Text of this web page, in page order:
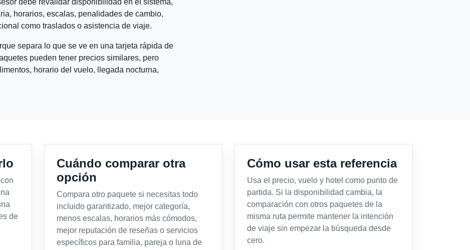
horarios, escalas, penalidades de cambio,
como traslados o asistencia de viaje.
separa lo que se ve en una tarjeta rápida de
pueden tener precios similares, pero
horario del vuelo, llegada nocturna,
de
Cuándo comparar otra
opción
Compara otro paquete si necesitas todo
incluido garantizado, mejor categoría,
menos escalas, horarios más cómodos,
mejor reputación de reseñas o servicios
específicos para familia, pareja o luna de
Cómo usar esta referencia
Usa el precio, vuelo y hotel como punto de
partida. Si la disponibilidad cambia, la
comparación con otros paquetes de la
misma ruta permite mantener la intención
de viaje sin empezar la búsqueda desde
cero.